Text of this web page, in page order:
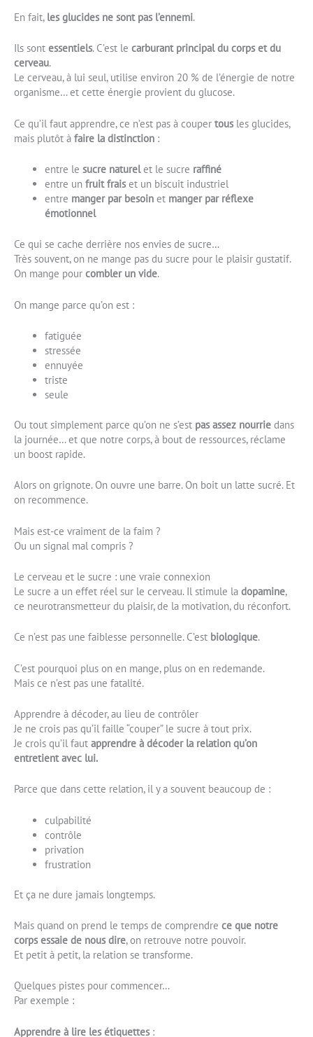
En fait, les glucides ne sont pas l’ennemi.
Ils sont essentiels. C’est le carburant principal du corps et du
cerveau.
Le cerveau, à lui seul, utilise environ 20 % de l’énergie de notre
organisme… et cette énergie provient du glucose.
Ce qu’il faut apprendre, ce n’est pas à couper tousles glucides,
mais plutôt à faire la distinction :
entre le sucre naturelet le sucre raffiné
entre un fruit fraiset un biscuit industriel
entre manger par besoinet manger par réflexe
émotionnel
Ce qui se cache derrière nos envies de sucre…
Très souvent, on ne mange pas du sucre pour le plaisir gustatif.
On mange pour combler un vide.
On mange parce qu’on est :
fatiguée
stressée
ennuyée
triste
seule
Ou tout simplement parce qu’on ne s’est pas assez nourrie dans
la journée… et que notre corps, à bout de ressources, réclame
un boost rapide.
Alors on grignote. On ouvre une barre. On boit un latte sucré. Et
on recommence.
Mais est-ce vraiment de la faim ?
Ou un signal mal compris ?
Le cerveau et le sucre : une vraie connexion
Le sucre a un effet réel sur le cerveau. Il stimule la dopamine,
ce neurotransmetteur du plaisir, de la motivation, du réconfort.
Ce n’est pas une faiblesse personnelle. C’est biologique.
C’est pourquoi plus on en mange, plus on en redemande.
Mais ce n’est pas une fatalité.
Apprendre à décoder, au lieu de contrôler
Je ne crois pas qu’il faille “couper” le sucre à tout prix.
Je crois qu’il faut apprendre à décoder la relation qu’on
entretient avec lui.
Parce que dans cette relation, il y a souvent beaucoup de :
culpabilité
contrôle
privation
frustration
Et ça ne dure jamais longtemps.
Mais quand on prend le temps de comprendre ce que notre
corps essaie de nous dire, on retrouve notre pouvoir.
Et petit à petit, la relation se transforme.
Quelques pistes pour commencer…
Par exemple :
Apprendre à lire les étiquettes: